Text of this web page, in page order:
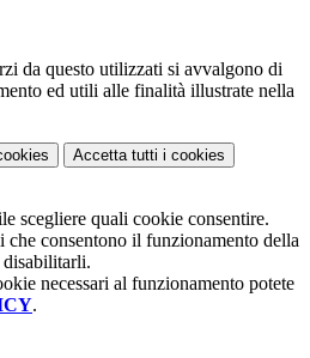
da questo utilizzati si avvalgono di
ed utili alle finalità illustrate nella
Accetta tutti i cookies
scegliere quali cookie consentire.
che consentono il funzionamento della
disabilitarli.
necessari al funzionamento potete
.